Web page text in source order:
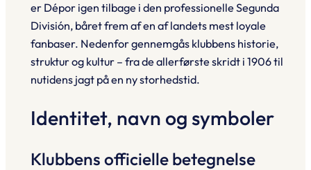
er Dépor igen tilbage i den professionelle Segunda
División, båret frem af en af landets mest loyale
fanbaser. Nedenfor gennemgås klubbens historie,
struktur og kultur – fra de allerførste skridt i 1906 til
nutidens jagt på en ny storhedstid.
Identitet, navn og symboler
Klubbens officielle betegnelse